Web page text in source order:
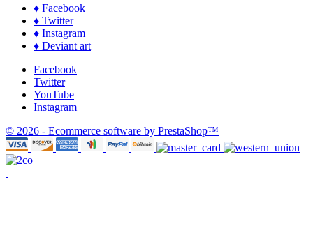
♦ Facebook
♦ Twitter
♦ Instagram
♦ Deviant art
Facebook
Twitter
YouTube
Instagram
© 2026 - Ecommerce software by PrestaShop™